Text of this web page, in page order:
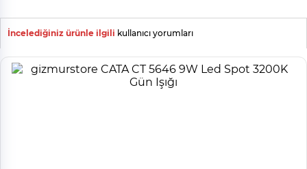
İncelediğiniz ürünle ilgili kullanıcı yorumları